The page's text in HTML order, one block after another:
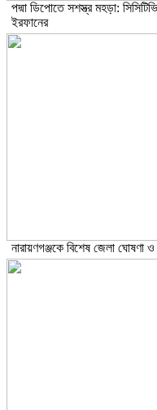
পদ্মা ডিপোতে সশস্ত্র মহড়া:
ইরফানের
নারায়ণগঞ্জকে বিশেষ জেলা ঘোষণা